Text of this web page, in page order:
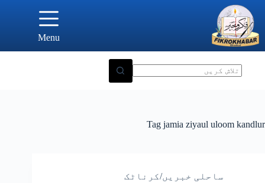
content
Menu
Tag jamia ziyaul uloom kandlur
ساحلی خبریں/کرناٹک